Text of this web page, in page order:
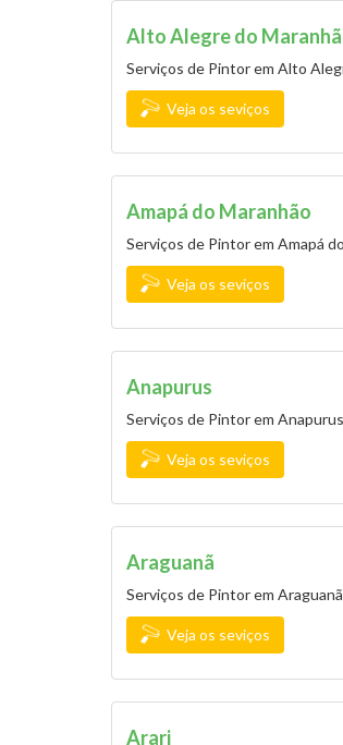
Alto Alegre do
Serviços de Pintor em Alto
Veja os seviços
Amapá do Maranhão
Serviços de Pintor em Amapá
Veja os seviços
Anapurus
Serviços de Pintor em
Veja os seviços
Araguanã
Serviços de Pintor em
Veja os seviços
Arari